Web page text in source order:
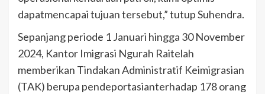
dapatmencapai tujuan tersebut,” tutup Suhendra.
Sepanjang periode 1 Januari hingga 30 November
2024, Kantor Imigrasi Ngurah Raitelah
memberikan Tindakan Administratif Keimigrasian
(TAK) berupa pendeportasianterhadap 178 orang